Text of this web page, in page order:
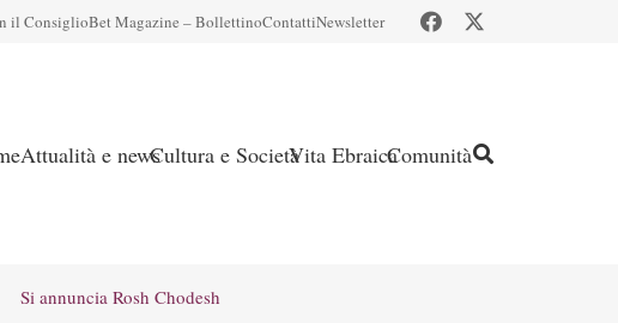
il ConsiglioBet Magazine – BollettinoContattiNewsletter
Attualità e newsCultura e SocietàVita EbraicaComunità
Si annuncia Rosh Chodesh